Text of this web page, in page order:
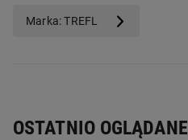
Marka: TREFL
OSTATNIO OGLĄDANE